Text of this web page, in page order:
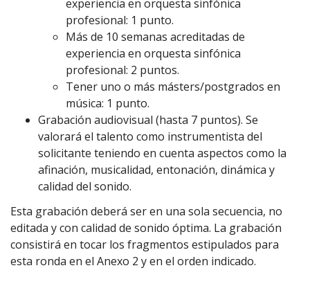
experiencia en orquesta sinfónica
profesional: 1 punto.
Más de 10 semanas acreditadas de
experiencia en orquesta sinfónica
profesional: 2 puntos.
Tener uno o más másters/postgrados en
música: 1 punto.
Grabación audiovisual (hasta 7 puntos). Se
valorará el talento como instrumentista del
solicitante teniendo en cuenta aspectos como la
afinación, musicalidad, entonación, dinámica y
calidad del sonido.
Esta grabación deberá ser en una sola secuencia, no
editada y con calidad de sonido óptima. La grabación
consistirá en tocar los fragmentos estipulados para
esta ronda en el Anexo 2 y en el orden indicado.